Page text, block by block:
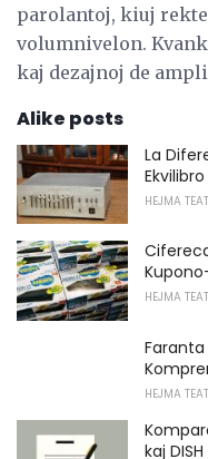
parolantoj, kiuj
volumnivelon.
kaj dezajnoj de
Alike posts
La
Ekvilibro
HEJMA
HEJMA
HEJMA
kaj